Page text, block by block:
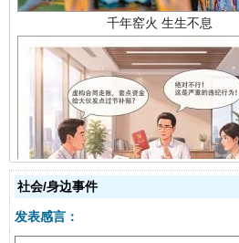
揭开“小金库”的免责幌子
社会/身边事件
发表感言：